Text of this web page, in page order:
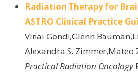
Radiation Therapy for
ASTRO Clinical Practice
Vinai Gondi,Glenn
Alexandra S. Zimmer,Mateo
Practical Radiation Oncology